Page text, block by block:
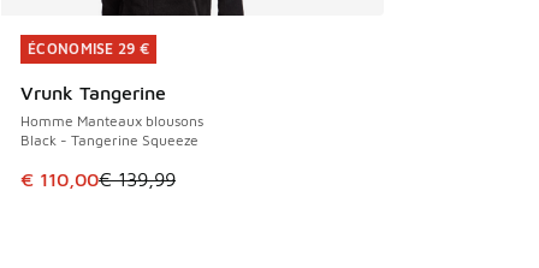
ÉCONOMISE 29 €
Vrunk Tangerine
Homme Manteaux blousons
Black - Tangerine Squeeze
Cet article est en promotion. Prix en baisse de € 139,99 à
€ 110,00€ 139,99
ÉCONOMISE 29 €